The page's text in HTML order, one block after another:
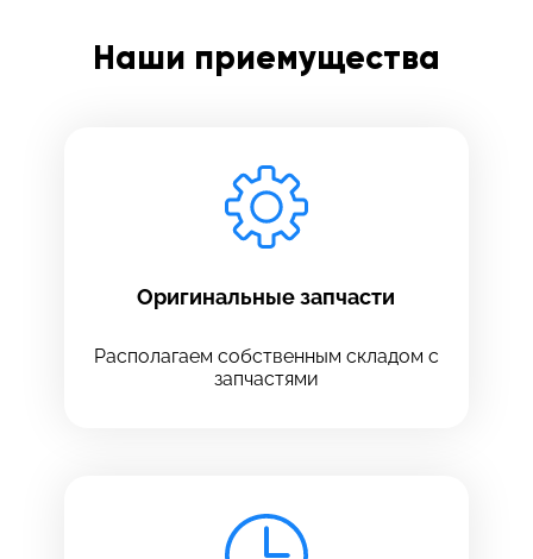
Наши приемущества
Оригинальные запчасти
Располагаем собственным складом с
запчастями
Отправить
Заполните все необходимые поля
Введите номер договора